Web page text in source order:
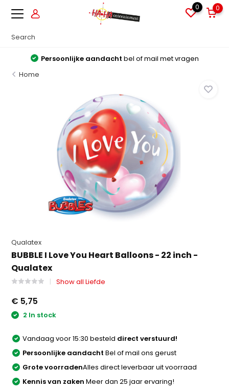
0 0
Persoonlijke aandacht bel of mail met vragen
Home
Qualatex
BUBBLE I Love You Heart Balloons - 22 inch -
Qualatex
Show all Liefde
€ 5,75
2 In stock
Vandaag voor 15:30 besteld direct verstuurd!
Persoonlijke aandacht Bel of mail ons gerust
Grote voorradenAlles direct leverbaar uit voorraad
Kennis van zaken Meer dan 25 jaar ervaring!